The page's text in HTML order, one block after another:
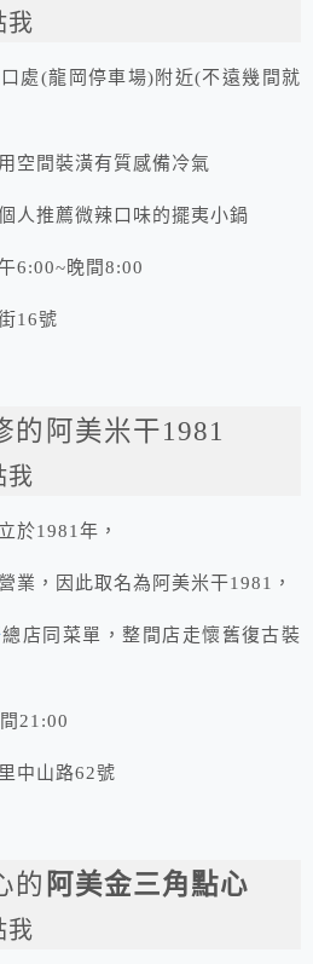
我
處(龍岡停車場)附近(不遠幾間就
空間裝潢有質感備冷氣
人推薦微辣口味的擺夷小鍋
6:00~晚間8:00
16號
的阿美米干1981
我
於1981年，
業，因此取名為阿美米干1981，
總店同菜單，整間店走懷舊復古裝
21:00
中山路62號
的 阿美金三角點心
我